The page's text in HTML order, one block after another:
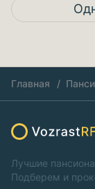
Главная
Лучшие
Подберем и